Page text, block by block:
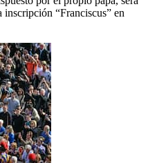
inscripción “Franciscus” en